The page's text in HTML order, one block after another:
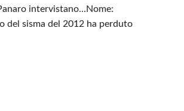
intervistano...Nome:
del sisma del 2012 ha perduto